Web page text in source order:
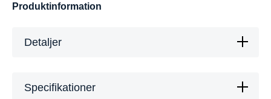
Produktinformation
Detaljer
Specifikationer